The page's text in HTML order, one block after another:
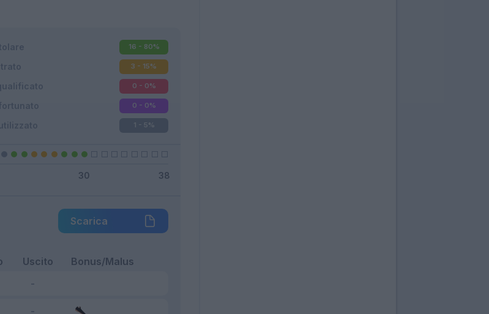
16 - 80%
3 - 15%
0 - 0%
0 - 0%
1 - 5%
Scarica
Uscito Bonus/Malus